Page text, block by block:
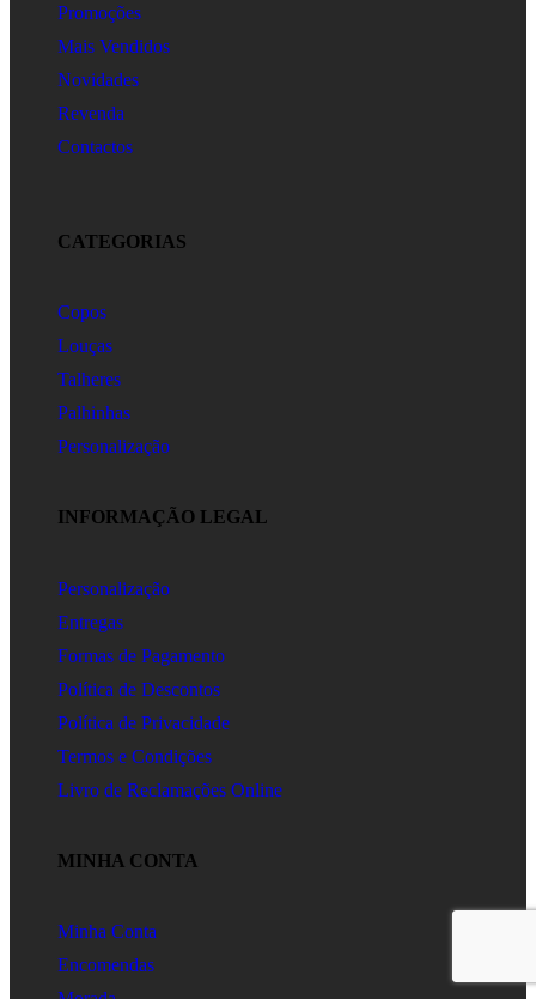
Promoções
Mais Vendidos
Novidades
Revenda
Contactos
CATEGORIAS
Copos
Louças
Talheres
Palhinhas
Personalização
INFORMAÇÃO LEGAL
Personalização
Entregas
Formas de Pagamento
Política de Descontos
Política de Privacidade
Termos e Condições
Livro de Reclamações Online
MINHA CONTA
Minha Conta
Encomendas